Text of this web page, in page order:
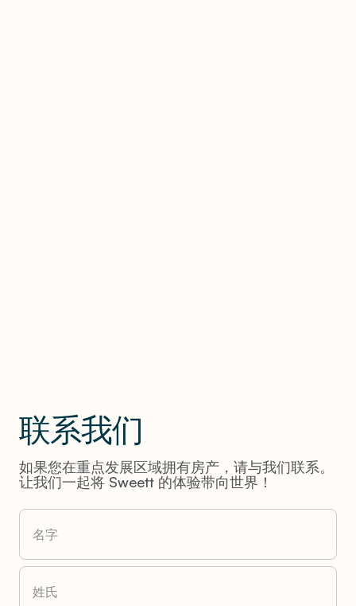
联系我们
如果您在重点发展区域拥有房产，请与我们联系。
让我们一起将 Sweett 的体验带向世界！